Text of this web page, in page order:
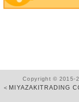
Copyright © 2015-
＜MIYAZAKITRADING